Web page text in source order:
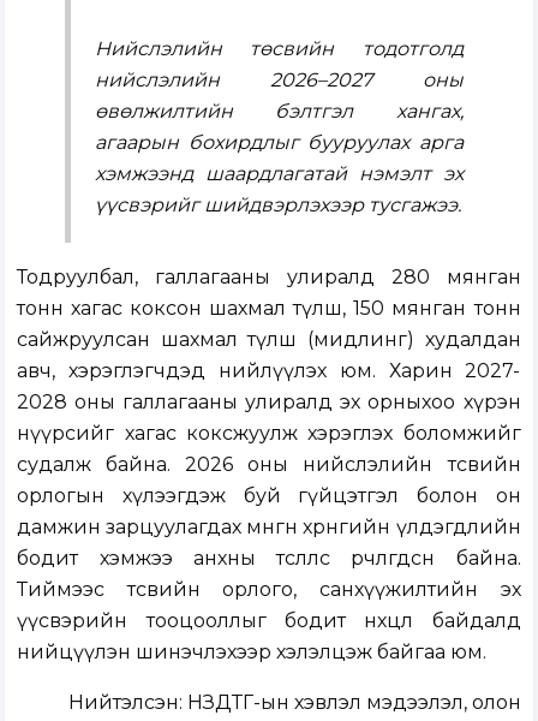
Нийслэлийн төсвийн тодотголд
нийслэлийн 2026–2027 оны
өвөлжилтийн бэлтгэл хангах,
агаарын бохирдлыг бууруулах арга
хэмжээнд шаардлагатай нэмэлт эх
үүсвэрийг шийдвэрлэхээр тусгажээ.
Тодруулбал, галлагааны улиралд 280 мянган
тонн хагас коксон шахмал түлш, 150 мянган тонн
сайжруулсан шахмал түлш (мидлинг) худалдан
авч, хэрэглэгчдэд нийлүүлэх юм. Харин 2027-
2028 оны галлагааны улиралд эх орныхоо хүрэн
нүүрсийг хагас коксжуулж хэрэглэх боломжийг
судалж байна. 2026 оны нийслэлийн төсвийн
орлогын хүлээгдэж буй гүйцэтгэл болон он
дамжин зарцуулагдах мөнгөн хөрөнгийн үлдэгдлийн
бодит хэмжээ анхны төсөөллөөс өөрчлөгдсөн байна.
Тиймээс төсвийн орлого, санхүүжилтийн эх
үүсвэрийн тооцооллыг бодит нөхцөл байдалд
нийцүүлэн шинэчлэхээр хэлэлцэж байгаа юм.
Нийтэлсэн: НЗДТГ-ын хэвлэл мэдээлэл, олон